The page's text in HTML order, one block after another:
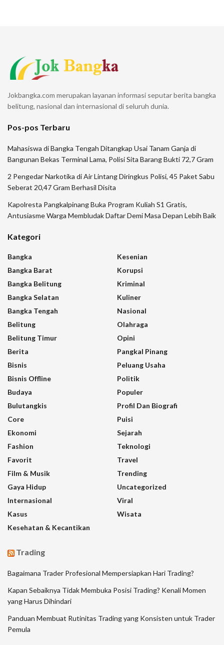
Jokbangka.com merupakan layanan informasi seputar berita bangka
belitung, nasional dan internasional di seluruh dunia.
Pos-pos Terbaru
Mahasiswa di Bangka Tengah Ditangkap Usai Tanam Ganja di
Bangunan Bekas Terminal Lama, Polisi Sita Barang Bukti 72,7 Gram
2 Pengedar Narkotika di Air Lintang Diringkus Polisi, 45 Paket Sabu
Seberat 20,47 Gram Berhasil Disita
Kapolresta Pangkalpinang Buka Program Kuliah S1 Gratis,
Antusiasme Warga Membludak Daftar Demi Masa Depan Lebih Baik
Kategori
Bangka
Bangka Barat
Bangka Belitung
Bangka Selatan
Bangka Tengah
Belitung
Belitung Timur
Berita
Bisnis
Bisnis Offline
Budaya
Bulutangkis
Core
Ekonomi
Fashion
Favorit
Film & Musik
Gaya Hidup
Internasional
Kasus
Kesehatan & Kecantikan
Kesenian
Korupsi
Kriminal
Kuliner
Nasional
Olahraga
Opini
Pangkal Pinang
Peluang Usaha
Politik
Populer
Profil Dan Biografi
Puisi
Sejarah
Teknologi
Travel
Trending
Uncategorized
Viral
Wisata
Trading
Bagaimana Trader Profesional Mempersiapkan Hari Trading?
Kapan Sebaiknya Tidak Membuka Posisi Trading? Kenali Momen
yang Harus Dihindari
Panduan Membuat Rutinitas Trading yang Konsisten untuk Trader
Pemula